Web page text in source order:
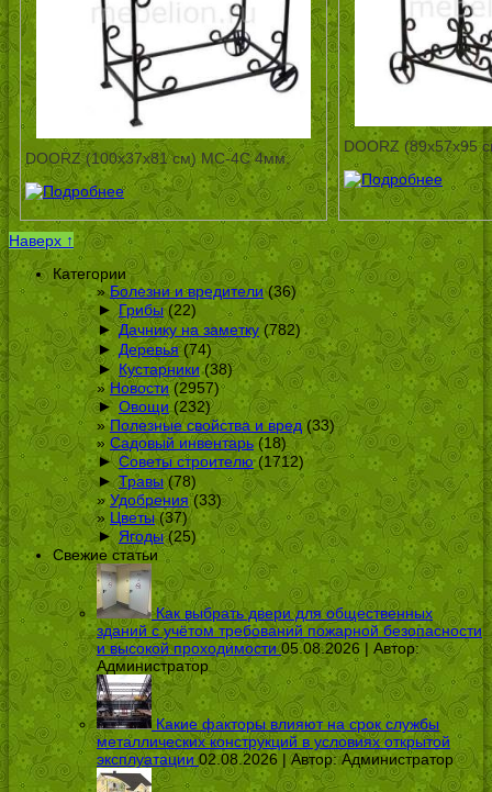
DOORZ (100x37x81 см) МС-4С 4мм.
DOORZ (89x57x95
Наверх ↑
Категории
Болезни и вредители(36)
► Грибы(22)
► Дачнику на заметку(782)
► Деревья(74)
► Кустарники(38)
Новости(2957)
► Овощи(232)
Полезные свойства и вред(33)
Садовый инвентарь (18)
► Советы строителю(1712)
► Травы(78)
Удобрения(33)
Цветы(37)
► Ягоды(25)
Свежие статьи
Как выбрать двери для общественных
зданий с учётом требований пожарной безопасности
и высокой проходимости 05.08.2026 | Автор:
Администратор
Какие факторы влияют на срок службы
металлических конструкций в условиях открытой
эксплуатации 02.08.2026 | Автор:Администратор